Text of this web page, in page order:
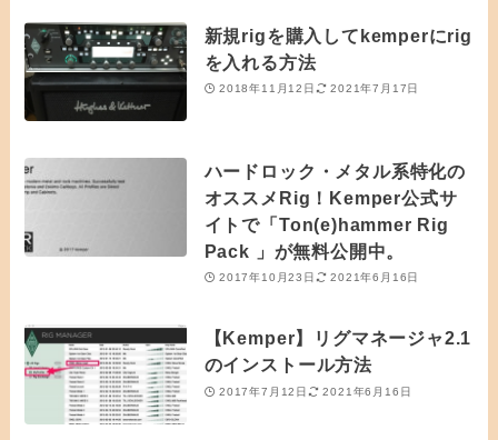
新規rigを購入してkemperにrig
を入れる方法
2018年11月12日 2021年7月17日
ハードロック・メタル系特化の
オススメRig！Kemper公式サ
イトで「Ton(e)hammer Rig
Pack 」が無料公開中。
2017年10月23日 2021年6月16日
【Kemper】リグマネージャ2.1
のインストール方法
2017年7月12日 2021年6月16日